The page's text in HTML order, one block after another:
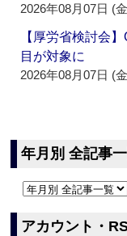
2026年08月07日 (
【厚労省検討会
目が対象に
2026年08月07日 (
年月別 全記事
アカウント・